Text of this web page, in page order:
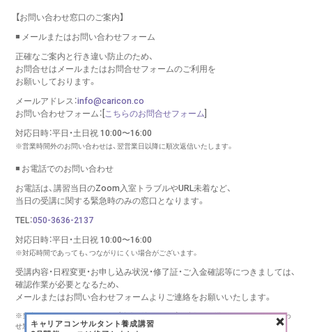
キャリアコンサルタント養成講習
×
【お問い合わせ窓口のご案内】
◾️ メールまたはお問い合わせフォーム
正確なご案内と行き違い防止のため、
お問合せはメールまたはお問合せフォームのご利用を
お願いしております。
メールアドレス：info@caricon.co
お問い合わせフォーム：[こちらのお問合せフォーム]
対応日時：平日・土日祝 10:00〜16:00
※営業時間外のお問い合わせは、翌営業日以降に順次返信いたします。
◾️ お電話でのお問い合わせ
お電話は、講習当日のZoom入室トラブルやURL未着など、
当日の受講に関する緊急時のみの窓口となります。
TEL：050-3636-2137
対応日時：平日・土日祝 10:00〜16:00
※対応時間であっても、つながりにくい場合がございます。
受講内容・日程変更・お申し込み状況・修了証・ご入金確認等につきましては、
確認作業が必要となるため、
メールまたはお問い合わせフォームより ご連絡をお願いいたします。
※当窓口は、キャリコンシーオー（株式会社リバース）が実施する講習に関するお問い合わ
せ窓口です。